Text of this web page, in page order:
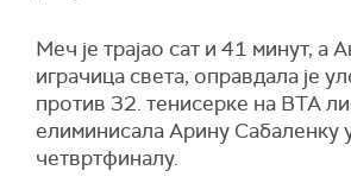
Меч је трајао сат и 41 минут, а
играчица света, оправдала је
против 32. тенисерке на ВТА
елиминисала Арину Сабаленку
четвртфиналу.